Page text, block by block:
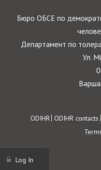
Бюро ОБСЕ по
Департамент по
Ул.
Footer
ODIHR ODIHR contacts
Log In